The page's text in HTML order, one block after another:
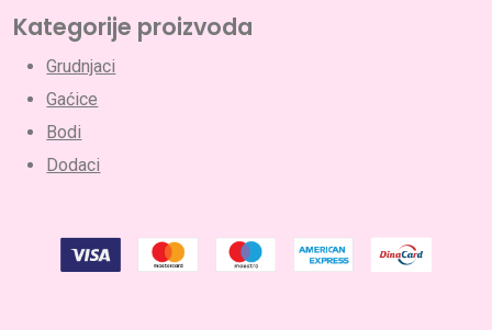
Kategorije proizvoda
Grudnjaci
Gaćice
Bodi
Dodaci